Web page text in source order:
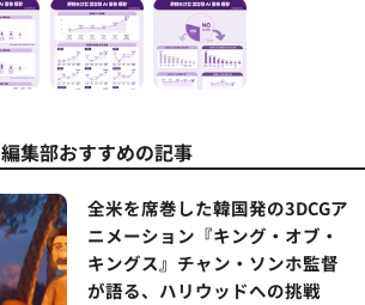
編集部おすすめの記事
全米を席巻した韓国発の3DCGア
ニメーション『キング・オブ・
キングス』チャン・ソンホ監督
が語る、ハリウッドへの挑戦